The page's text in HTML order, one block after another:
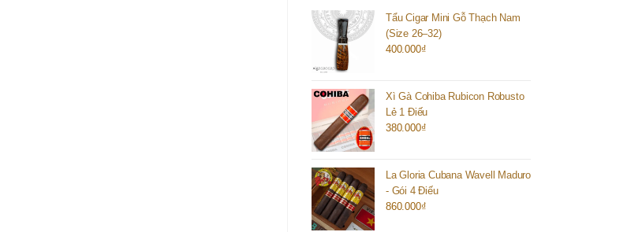
Tẩu Cigar Mini Gỗ Thạch Nam
(Size 26–32)
400.000₫
Xì Gà Cohiba Rubicon Robusto
Lẻ 1 Điếu
380.000₫
La Gloria Cubana Wavell Maduro
- Gói 4 Điếu
860.000₫